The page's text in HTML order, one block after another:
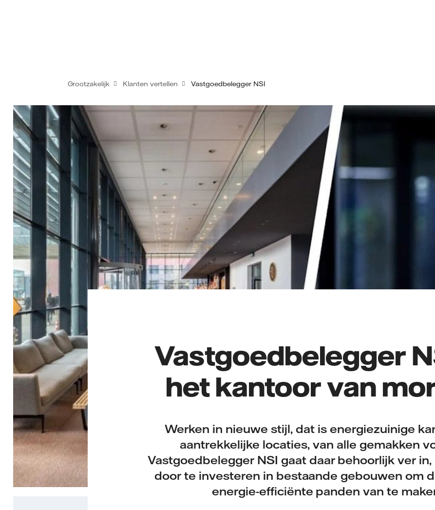
Grootzakelijk Klanten vertellen Vastgoedbelegger NSI
Vastgoedbelegger
het kantoor van
Werken in nieuwe stijl, dat is energiezuinige
aantrekkelijke locaties, van alle gemakken
Vastgoedbelegger NSI gaat daar behoorlijk ver
door te investeren in bestaande gebouwen om
energie-efficiënte panden van te